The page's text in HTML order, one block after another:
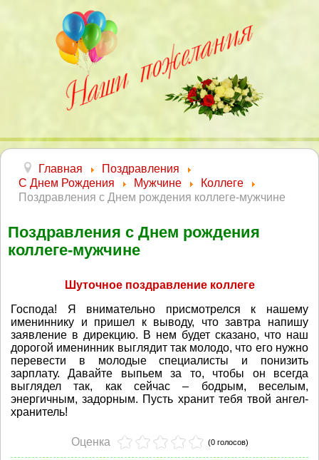
Главная
Поздравления
С Днем Рождения
Мужчине
Коллеге
Поздравления с Днем рождения коллеге-мужчине
Поздравления с Днем рождения
коллеге-мужчине
Шуточное поздравление коллеге
Господа! Я внимательно присмотрелся к нашему
имениннику и пришел к выводу, что завтра напишу
заявление в дирекцию. В нем будет сказано, что наш
дорогой именинник выглядит так молодо, что его нужно
перевести в молодые специалисты и понизить
зарплату. Давайте выпьем за то, чтобы он всегда
выглядел так, как сейчас – бодрым, веселым,
энергичным, задорным. Пусть хранит тебя твой ангел-
хранитель!
Оценка (0 голосов)